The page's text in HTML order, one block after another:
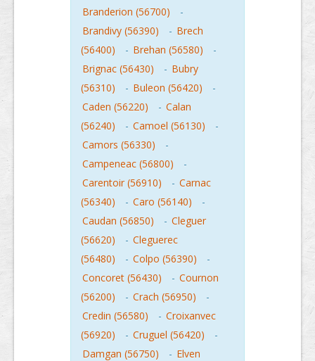
Branderion (56700)
-
Brandivy (56390)
- Brech
(56400)
- Brehan (56580)
-
Brignac (56430)
- Bubry
(56310)
- Buleon (56420)
-
Caden (56220)
- Calan
(56240)
- Camoel (56130)
-
Camors (56330)
-
Campeneac (56800)
-
Carentoir (56910)
- Carnac
(56340)
- Caro (56140)
-
Caudan (56850)
- Cleguer
(56620)
- Cleguerec
(56480)
- Colpo (56390)
-
Concoret (56430)
- Cournon
(56200)
- Crach (56950)
-
Credin (56580)
- Croixanvec
(56920)
- Cruguel (56420)
-
Damgan (56750)
- Elven